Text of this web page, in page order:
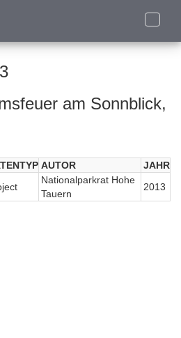
Toggle
am Sonnblick,
AUTOR
JAHR
Nationalparkrat Hohe
Tauern
2013